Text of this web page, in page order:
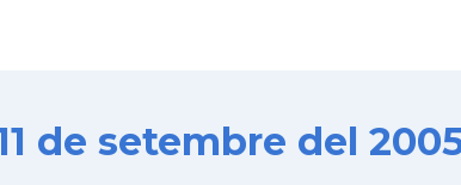
de setembre del